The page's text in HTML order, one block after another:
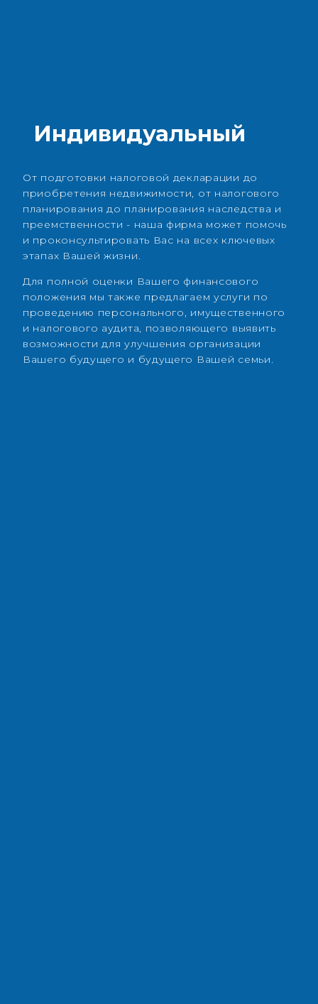
Индивидуальный
От подготовки налоговой декларации до
приобретения недвижимости, от налогового
планирования до планирования наследства и
преемственности - наша фирма может помочь
и проконсультировать Вас на всех ключевых
этапах Вашей жизни.
Для полной оценки Вашего финансового
положения мы также предлагаем услуги по
проведению персонального, имущественного
и налогового аудита, позволяющего выявить
возможности для улучшения организации
Вашего будущего и будущего Вашей семьи.